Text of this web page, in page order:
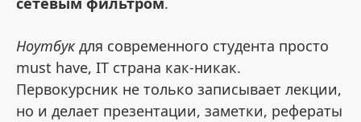
Ноутбукдля современного студента просто
must have, IT страна как-никак.
Первокурсник не только записывает лекции,
но и делает презентации, заметки, рефераты